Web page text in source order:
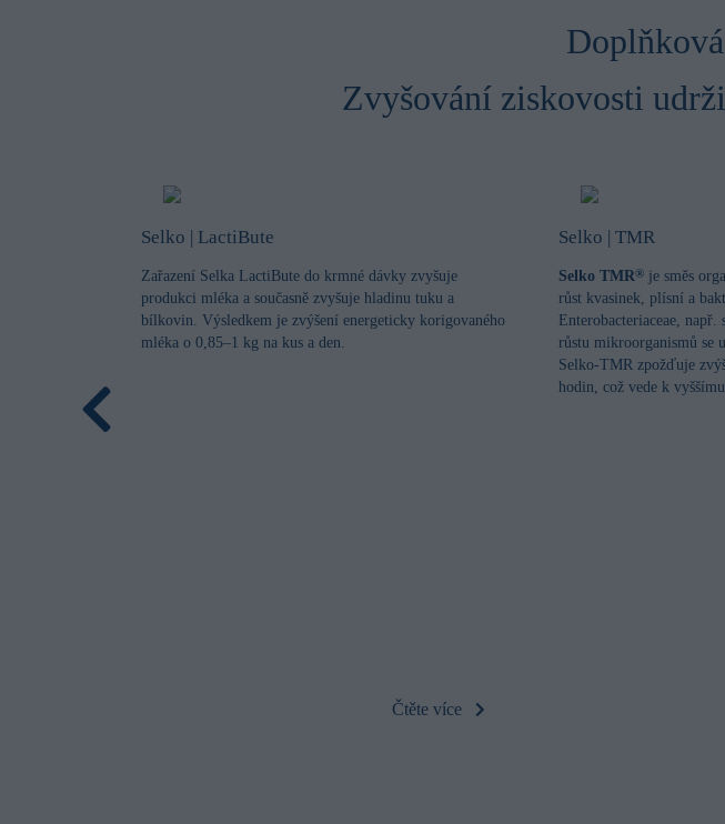
Zvyšování ziskovosti
Selko | LactiBute
Zařazení Selka LactiBute do krmné dávky zvyšuje
produkci mléka a současně zvyšuje hladinu tuku a
bílkovin. Výsledkem je zvýšení energeticky korigovaného
mléka o 0,85–1 kg na kus a den.
Čtěte více
Selko | TMR
Selko TMR® je směs
růst kvasinek, plísní a
Enterobacteriaceae,
růstu mikroorganismů se
Selko-TMR zpožďuje
hodin, což vede k